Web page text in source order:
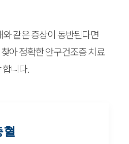
같은 증상이 동반된다면
아 정확한 안구건조증 치료
니다.
혈